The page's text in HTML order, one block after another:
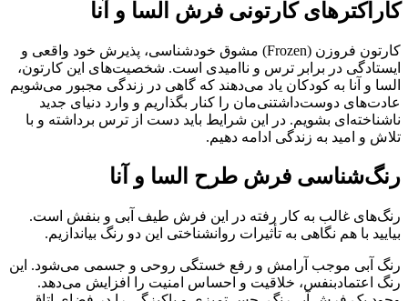
کاراکترهای کارتونی فرش السا و آنا
کارتون فروزن (Frozen) مشوق خودشناسی، پذیرش خود واقعی و
ایستادگی در برابر ترس و ناامیدی است. شخصیت‌های این کارتون،
السا و آنا به کودکان یاد می‌دهند که گاهی در زندگی مجبور می‌شویم
عادت‌های دوست‌داشتنی‌مان را کنار بگذاریم و وارد دنیای جدید
ناشناخته‌ای بشویم. در این شرایط باید دست از ترس برداشته و با
تلاش و امید به زندگی ادامه دهیم.
رنگ‌شناسی فرش طرح السا و آنا
رنگ‌های غالب به کار رفته در این فرش طیف آبی و بنفش است.
بیایید با هم نگاهی به تأثیرات روانشناختی این دو رنگ بیاندازیم.
رنگ آبی موجب آرامش و رفع خستگی روحی و جسمی می‌شود. این
رنگ اعتمادبنفس، خلاقیت و احساس امنیت را افزایش می‌دهد.